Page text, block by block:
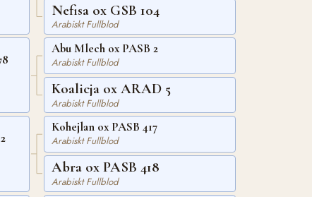
Nefisa ox GSB 104
Arabiskt Fullblod
Abu Mlech ox PASB 2
Arabiskt Fullblod
Koalicja ox ARAD 5
Arabiskt Fullblod
Kohejlan ox PASB 417
Arabiskt Fullblod
Abra ox PASB 418
Arabiskt Fullblod